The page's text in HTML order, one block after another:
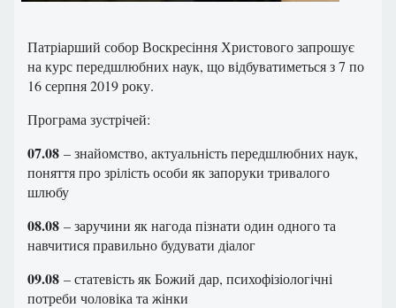
Патріарший собор Воскресіння Христового запрошує
на курс передшлюбних наук, що відбуватиметься з 7 по
16 серпня 2019 року.
Програма зустрічей:
07.08 – знайомство, актуальність передшлюбних наук,
поняття про зрілість особи як запоруки тривалого
шлюбу
08.08 – заручини як нагода пізнати один одного та
навчитися правильно будувати діалог
09.08 – статевість як Божий дар, психофізіологічні
потреби чоловіка та жінки